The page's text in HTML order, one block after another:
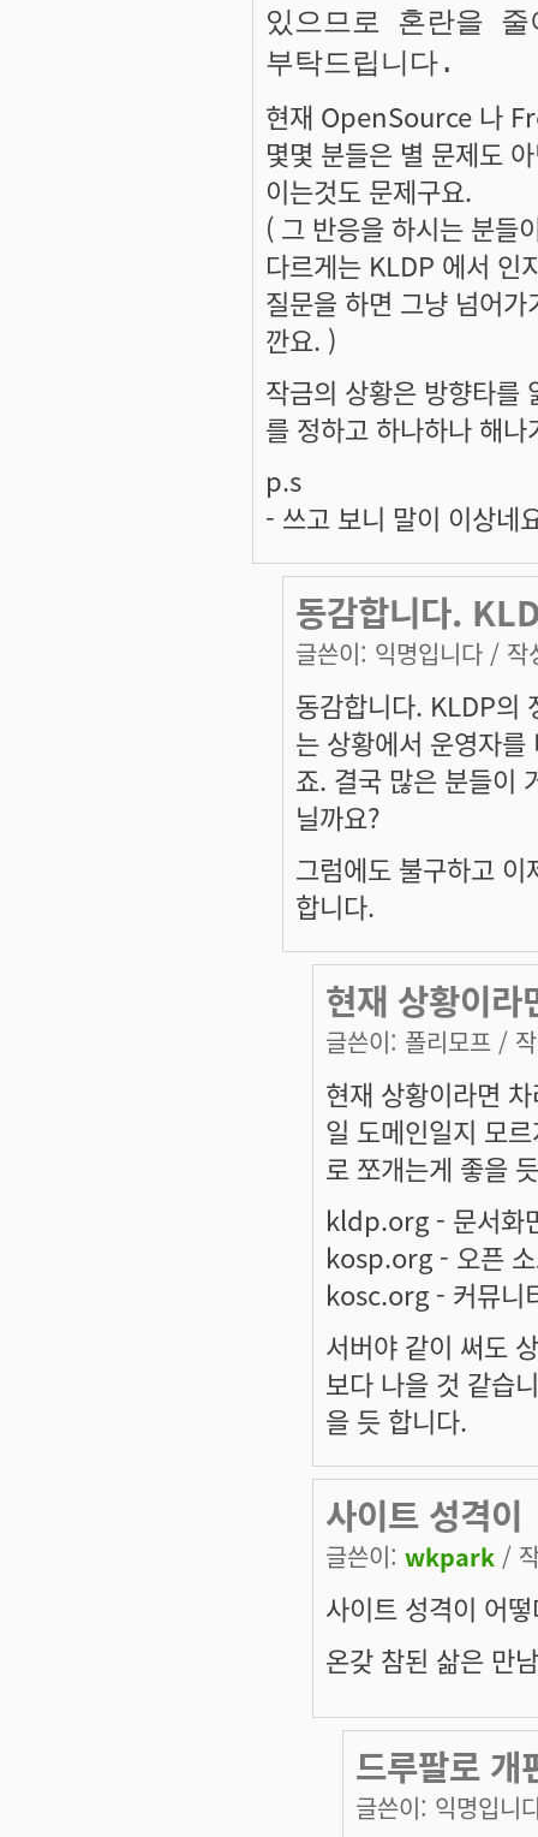
있으므로 혼란을
부탁드립니다.
현재 OpenSource 나
몇몇 분들은 별 문제도
이는것도 문제구요.
( 그 반응을 하시는 분들
다르게는 KLDP 에서 인
질문을 하면 그냥 넘어
깐요. )
작금의 상황은 방향타를
를 정하고 하나하나 해
p.s
- 쓰고 보니 말이 이상네
동감합니다.
글쓴이: 익명입니다 / 작
동감합니다. KLDP의
는 상황에서 운영자
죠. 결국 많은 분들이
닐까요?
그럼에도 불구하고
합니다.
현재 상황이라
글쓴이: 폴리모프 /
현재 상황이라면
일 도메인일지 모
로 쪼개는게 좋을
kldp.org - 문서화
kosp.org - 오픈
kosc.org - 커뮤
서버야 같이 써도
보다 나을 것 같습
을 듯 합니다.
사이트 성격이
글쓴이: wkpark /
사이트 성격이 어
온갖 참된 삶은
드루팔로 개
글쓴이: 익명입니